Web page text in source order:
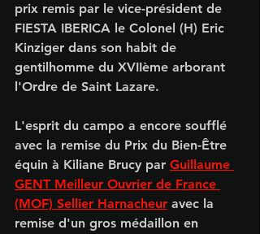
prix remis par le vice-président de
FIESTA IBERICA le Colonel (H) Eric
Kinziger dans son habit de
gentilhomme du XVIIème arborant
l'Ordre de Saint Lazare.
L'esprit du campo a encore soufflé
avec la remise du Prix du Bien-Être
équin à Kiliane Brucy par Guillaume
GENT Meilleur Ouvrier de France
(MOF) Sellier Harnacheur avec la
remise d'un gros médaillon en